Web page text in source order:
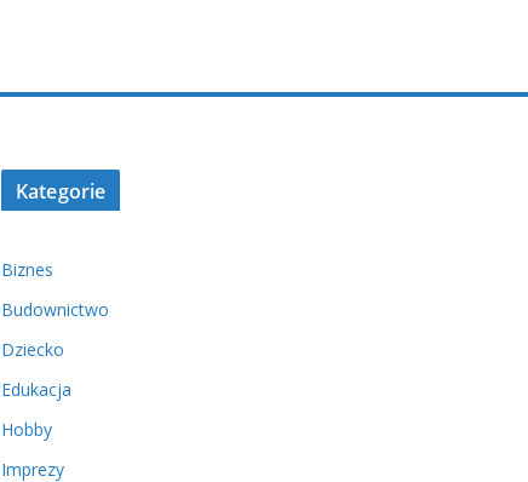
Kategorie
Biznes
Budownictwo
Dziecko
Edukacja
Hobby
Imprezy